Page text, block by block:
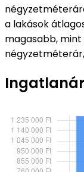
a lakások
magasabb,